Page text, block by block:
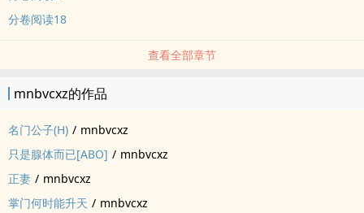
分卷阅读18
查看全部章节
mnbvcxz的作品
名门公子(H) / mnbvcxz
只是腺体而已[ABO] / mnbvcxz
正妻 / mnbvcxz
掌门何时能升天 / mnbvcxz